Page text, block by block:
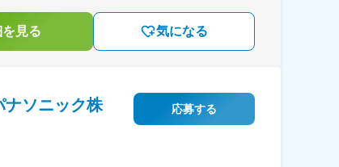
見る 気になる
ナソニック株
応募する